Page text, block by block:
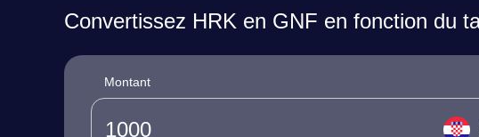
Convertissez HRK en GNF en fonction du
Montant